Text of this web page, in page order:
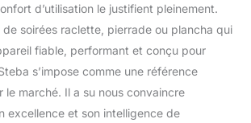
d’utilisation le justifient pleinement.
de soirées raclette, pierrade ou plancha qui
fiable, performant et conçu pour
s’impose comme une référence
le marché. Il a su nous convaincre
excellence et son intelligence de